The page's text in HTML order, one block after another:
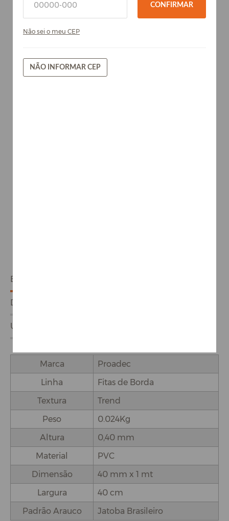
ESPECIFICAÇÕES
DETALHES DO PRODUTO
USO E APLICAÇÕES
Marca
Proadec
Linha
Fitas de Borda
Textura
Trend
Peso
0.024Kg
Altura
0,40 mm
Material
PVC
Dimensão
40 mm x 1 mt
Largura
40 cm
Padrão Arauco
Jatoba Brasileiro
CONFIRMAR
Não sei o meu CEP
NÃO INFORMAR CEP